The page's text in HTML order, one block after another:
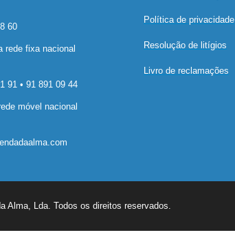
60
rede fixa nacional
91 • 91 891 09 44
móvel nacional
Política de privacidade
Resolução de litígios
Livro de reclamações
Alma, Lda. Todos os direitos reservados.